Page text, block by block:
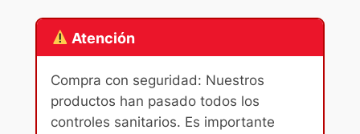
Atención
Compra con seguridad: Nuestros
productos han pasado todos los
controles sanitarios. Es importante